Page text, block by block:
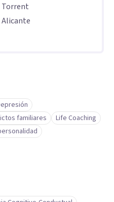
Torrent
Alicante
familiares
Life Coaching